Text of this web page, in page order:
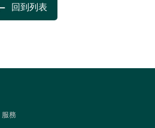
回到列表
服務